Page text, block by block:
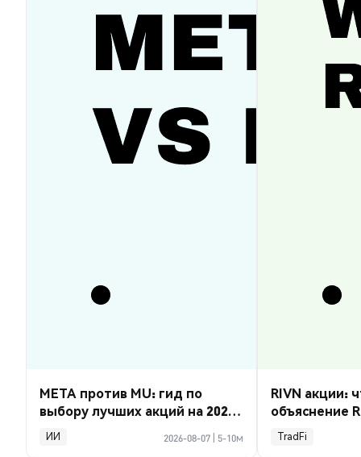
META против MU: гид по
выбору лучших акций на 2026
год
ИИ 2026-08-07 5-10м
RIVN акции:
объяснение
TradFi